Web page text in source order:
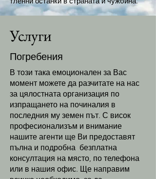
Услуги
Погребения
В този така емоционален за Вас
момент можете да разчитате на нас
за цялостната организация по
изпращането на починалия в
последния му земен път. С висок
професионализъм и внимание
нашите агенти ще Ви предоставят
пълна и подробна безплатна
консултация на място, по телефона
или в нашия офис. Ще направим